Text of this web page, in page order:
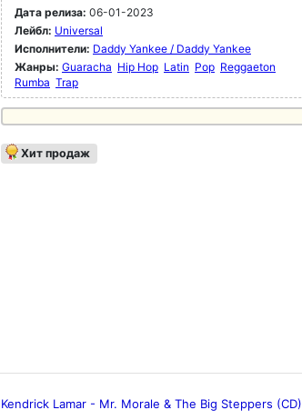
Дата релиза: 06-01-2023
Лейбл: Universal
Исполнители: Daddy Yankee / Daddy Yankee
Жанры: Guaracha Hip Hop Latin Pop Reggaeton
Rumba Trap
Хит продаж
Kendrick Lamar - Mr. Morale & The Big Steppers (CD)